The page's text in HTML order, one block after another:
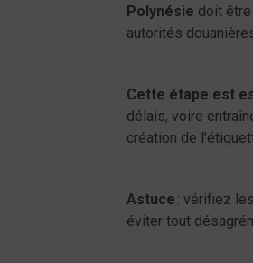
Polynésie doit
autorités
Cette étape est
délais, voire
création de
Astuce : vérifiez
éviter tout